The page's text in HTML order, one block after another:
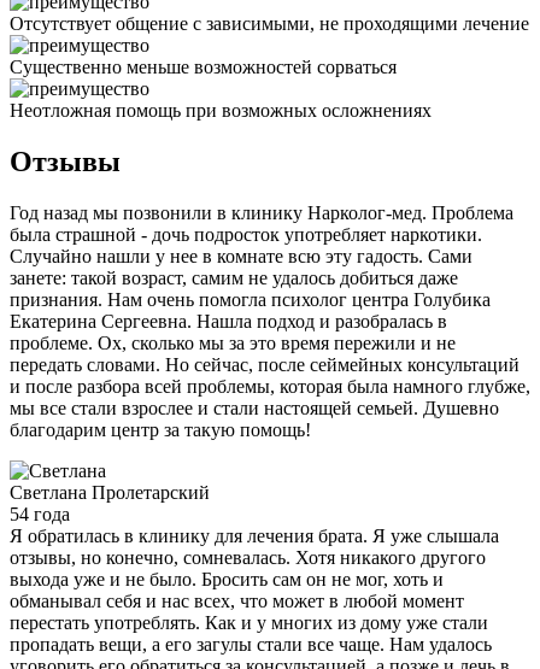
Отсутствует общение с зависимыми, не проходящими лечение
Существенно меньше возможностей сорваться
Неотложная помощь при возможных осложнениях
Отзывы
Год назад мы позвонили в клинику Нарколог-мед. Проблема
была страшной - дочь подросток употребляет наркотики.
Случайно нашли у нее в комнате всю эту гадость. Сами
занете: такой возраст, самим не удалось добиться даже
признания. Нам очень помогла психолог центра Голубика
Екатерина Сергеевна. Нашла подход и разобралась в
проблеме. Ох, сколько мы за это время пережили и не
передать словами. Но сейчас, после сеймейных консультаций
и после разбора всей проблемы, которая была намного глубже,
мы все стали взрослее и стали настоящей семьей. Душевно
благодарим центр за такую помощь!
Светлана Пролетарский
54 года
Я обратилась в клинику для лечения брата. Я уже слышала
отзывы, но конечно, сомневалась. Хотя никакого другого
выхода уже и не было. Бросить сам он не мог, хоть и
обманывал себя и нас всех, что может в любой момент
перестать употреблять. Как и у многих из дому уже стали
пропадать вещи, а его загулы стали все чаще. Нам удалось